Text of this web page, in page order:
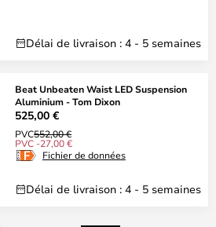
Délai de livraison : 4 - 5 semaines
Beat Unbeaten Waist LED Suspension
Aluminium - Tom Dixon
525,00 €
PVC552,00 €
PVC -27,00 €
Fichier de données
Délai de livraison : 4 - 5 semaines